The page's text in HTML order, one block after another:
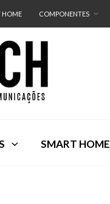
HOME COMPONENTES
SMART HOME